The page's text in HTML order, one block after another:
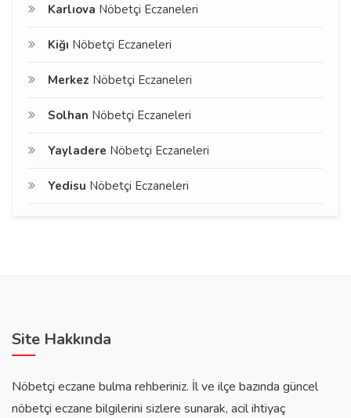
Karlıova Nöbetçi Eczaneleri
Kiğı Nöbetçi Eczaneleri
Merkez Nöbetçi Eczaneleri
Solhan Nöbetçi Eczaneleri
Yayladere Nöbetçi Eczaneleri
Yedisu Nöbetçi Eczaneleri
Site Hakkında
Nöbetçi eczane bulma rehberiniz. İl ve ilçe bazında güncel
nöbetçi eczane bilgilerini sizlere sunarak, acil ihtiyaç